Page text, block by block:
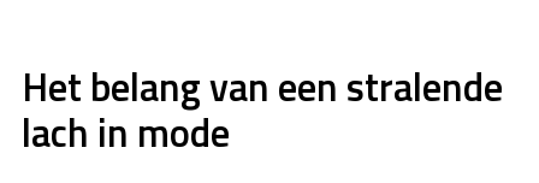
Het belang van een stralende
lach in mode